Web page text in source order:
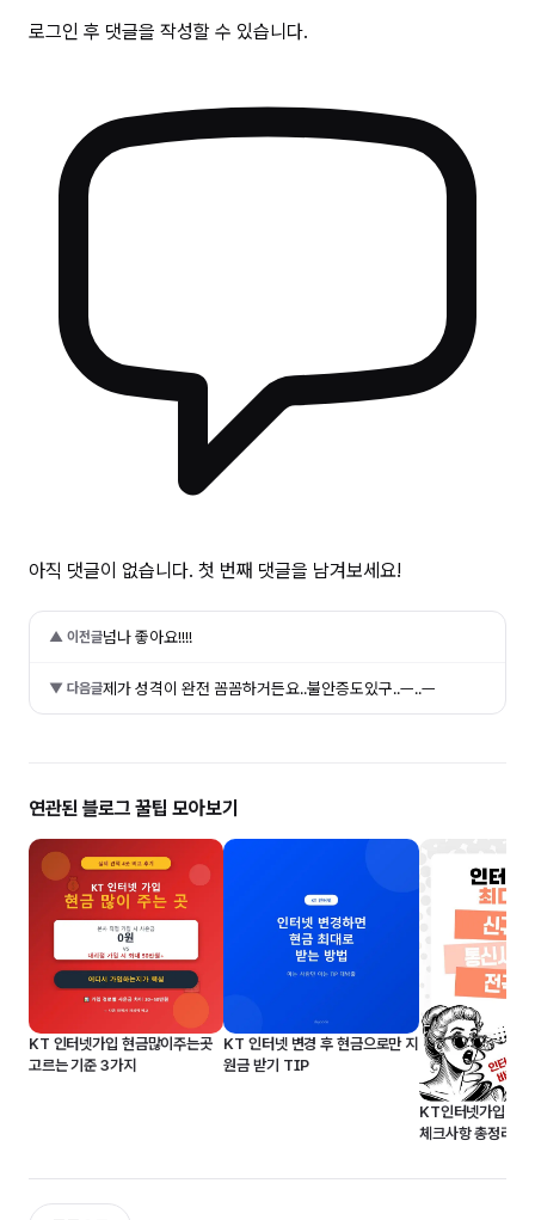
로그인 후 댓글을 작성할 수 있습니다.
아직 댓글이 없습니다. 첫 번째 댓글을 남겨보세요!
▲ 이전글넘나 좋아요!!!!
▼ 다음글제가 성격이 완전 꼼꼼하거든요..불안증도있구..ㅡ..ㅡ
연관된 블로그 꿀팁 모아보기
KT 인터넷가입 현금많이주는곳
고르는 기준 3가지
KT 인터넷 변경 후 현금으로만 지
원금 받기 TIP
KT인터넷가입 약
체크사항 총정리